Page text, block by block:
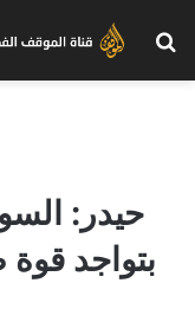
بحث عن
حيدر:
بتواجد